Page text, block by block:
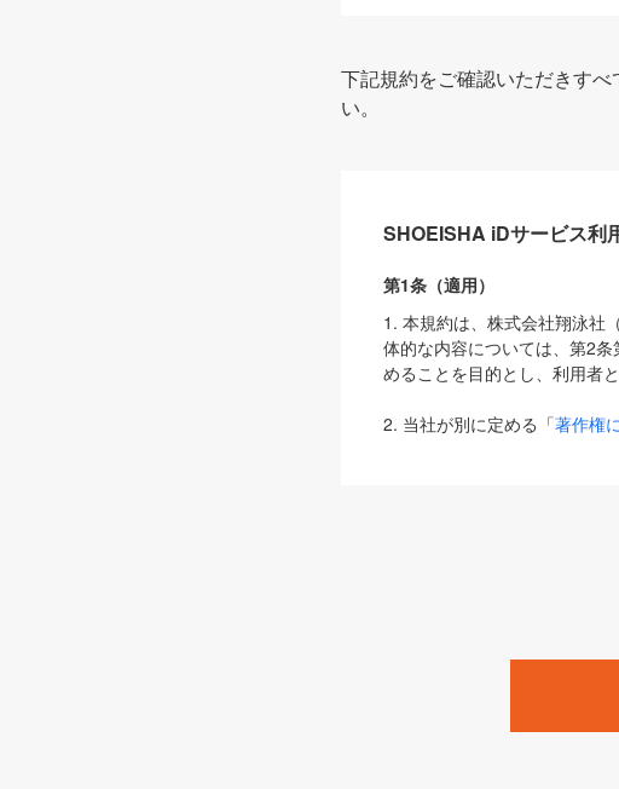
下記規約をご確認いただきす
い。
SHOEISHA iDサービス利
第1条（適用）
1. 本規約は、株式会社翔泳社
体的な内容については、第2
めることを目的とし、利用者
2. 当社が別に定める「著作権
は、本規約の規定が優先して
1. 「本サービス」とは、当
みます）及びこれらサービス
「SEBook」「SEShop」「